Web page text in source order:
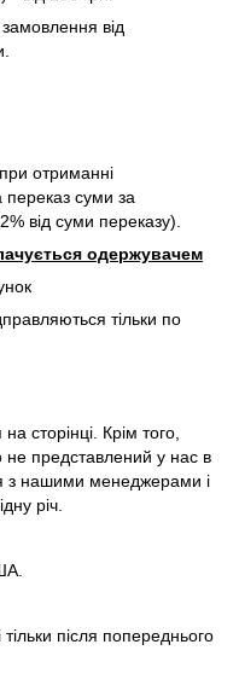
від
отриманні
переказ суми за
від суми переказу).
одержувачем
тільки по
сторінці. Крім того,
представлений у нас в
з нашими менеджерами і
річ.
після попереднього